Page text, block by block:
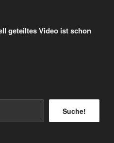
geteiltes Video ist schon
Suche!